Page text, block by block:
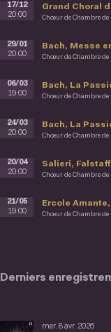
Grand Choral
Chœur de Chambre de
17/12
20:00
Bach, Messe
Chœur de Chambre de
29/01
20:00
Bach, La
Chœur de Chambre de
06/03
19:00
Bach, La
Chœur de Chambre de
24/03
20:00
Salieri, Falstaff
Chœur de Chambre de
20/04
20:00
Ercole
Chœur de Chambre de
21/05
19:00
Derniers
mer. 8 avr. 2026